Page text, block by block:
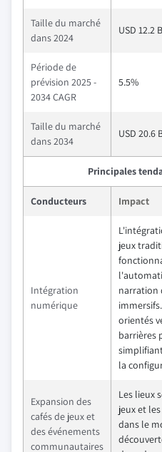
Taille du marché
dans 2024
USD 12.2
Période de
prévision 2025 -
2034 CAGR
5.5%
Taille du marché
dans 2034
USD 20.6
Principales
Conducteurs Impact
Intégration
numérique
jeux
narration
orientés
barrières
la
Expansion des
cafés de jeux et
des événements
communautaires
Les lieux
jeux et
dans le